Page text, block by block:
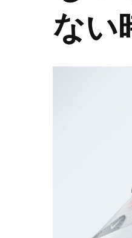
ない